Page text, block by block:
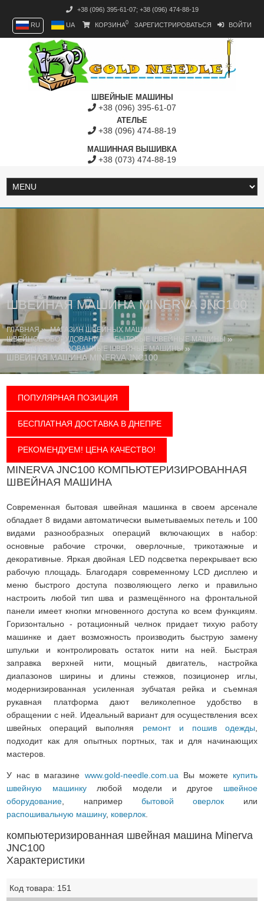
+38 (096) 395-61-07; +38 (096) 474-88-19
RU UA КОРЗИНА0 ЗАРЕГИСТРИРОВАТЬСЯ ВОЙТИ
ШВЕЙНЫЕ МАШИНЫ
+38 (096) 395-61-07
АТЕЛЬЕ
+38 (096) 474-88-19
МАШИННАЯ ВЫШИВКА
+38 (073) 474-88-19
ШВЕЙНАЯ МАШИНА MINERVA JNC100
ГЛАВНАЯ
МАГАЗИН ШВЕЙНЫХ МАШИН
ШВЕЙНОЕ ОБОРУДОВАНИЕ
БЫТОВЫЕ ШВЕЙНЫЕ МАШИНЫ
КОМПЬЮТЕРИЗИРОВАННЫЕ ШВЕЙНЫЕ МАШИНЫ
ШВЕЙНАЯ МАШИНА MINERVA JNC100
ПОПУЛЯРНАЯ ПОЗИЦИЯ
БЕСПЛАТНАЯ ДОСТАВКА В ДНЕПРЕ
РЕКОМЕНДУЕМ! ЦЕНА КАЧЕСТВО!
MINERVA JNC100 КОМПЬЮТЕРИЗИРОВАННАЯ
ШВЕЙНАЯ МАШИНА
Современная бытовая швейная машинка в своем арсенале
обладает 8 видами автоматически выметываемых петель и 100
видами разнообразных операций включающих в набор:
основные рабочие строчки, оверлочные, трикотажные и
декоративные. Яркая двойная LED подсветка перекрывает всю
рабочую площадь. Благодаря современному LCD дисплею и
меню быстрого доступа позволяющего легко и правильно
настроить любой тип шва и размещённого на фронтальной
панели имеет кнопки мгновенного доступа ко всем функциям.
Горизонтально - ротационный челнок придает тихую работу
машинке и дает возможность производить быструю замену
шпульки и контролировать остаток нити на ней. Быстрая
заправка верхней нити, мощный двигатель, настройка
диапазонов ширины и длины стежков, позиционер иглы,
модернизированная усиленная зубчатая рейка и съемная
рукавная платформа дают великолепное удобство в
обращении с ней. Идеальный вариант для осуществления всех
швейных операций выполняя ремонт и пошив одежды
подходит как для опытных портных, так и для начинающих
мастеров.
У нас в магазине www.gold-needle.com.ua Вы можете купить
швейную машинкулюбой модели и другое швейное
оборудование , например бытовой оверлок или
распошивальную машину, коверлок
компьютеризированная швейная машина Minerva
JNC100
Характеристики
Код товара: 151